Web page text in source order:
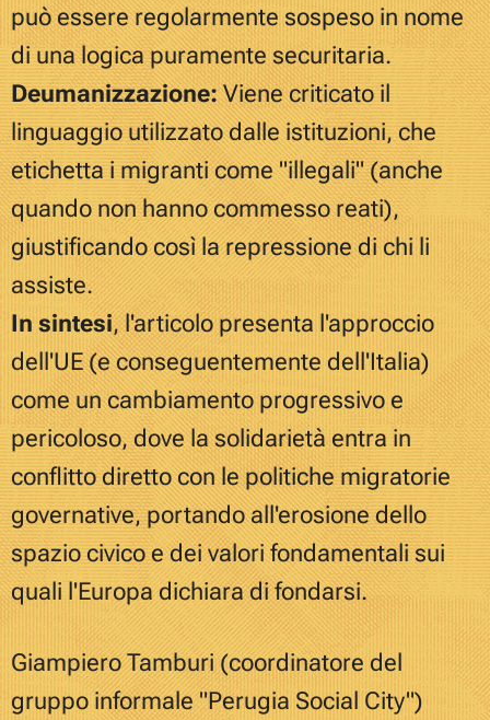
può essere regolarmente sospeso in nome
di una logica puramente securitaria.
Deumanizzazione:Viene criticato il
linguaggio utilizzato dalle istituzioni, che
etichetta i migranti come "illegali" (anche
quando non hanno commesso reati),
giustificando così la repressione di chi li
assiste.
In sintesi, l'articolo presenta l'approccio
dell'UE(e conseguentemente dell'Italia)
come un cambiamento progressivo e
pericoloso, dove la solidarietà entra in
conflitto diretto con le politiche migratorie
governative, portando all'erosione dello
spazio civico e dei valori fondamentali sui
quali l'Europa dichiara di fondarsi.
Giampiero Tamburi (coordinatore del
gruppo informale "Perugia Social City")